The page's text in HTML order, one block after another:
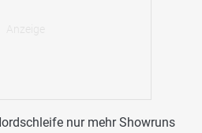
nur mehr Showruns